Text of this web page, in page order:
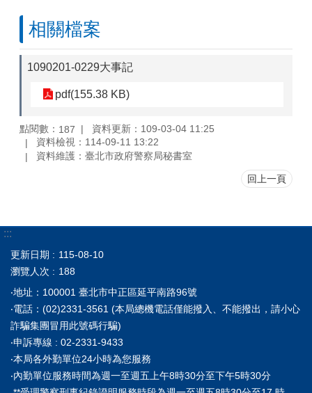
相關檔案
1090201-0229大事記
pdf(155.38 KB)
點閱數： 187
資料更新：109-03-04 11:25
資料檢視：114-09-11 13:22
資料維護：臺北市政府警察局秘書室
回上一頁
:::
更新日期
115-08-10
瀏覽人次
188
‧地址：100001 臺北市中正區延平南路96號
‧電話：(02)2331-3561 (本局總機電話僅能撥入、不能撥出，請小心
詐騙集團冒用此號碼行騙)
‧申訴專線 : 02-2331-9433
‧本局各外勤單位24小時為您服務
‧內勤單位服務時間為週一至週五上午8時30分至下午5時30分